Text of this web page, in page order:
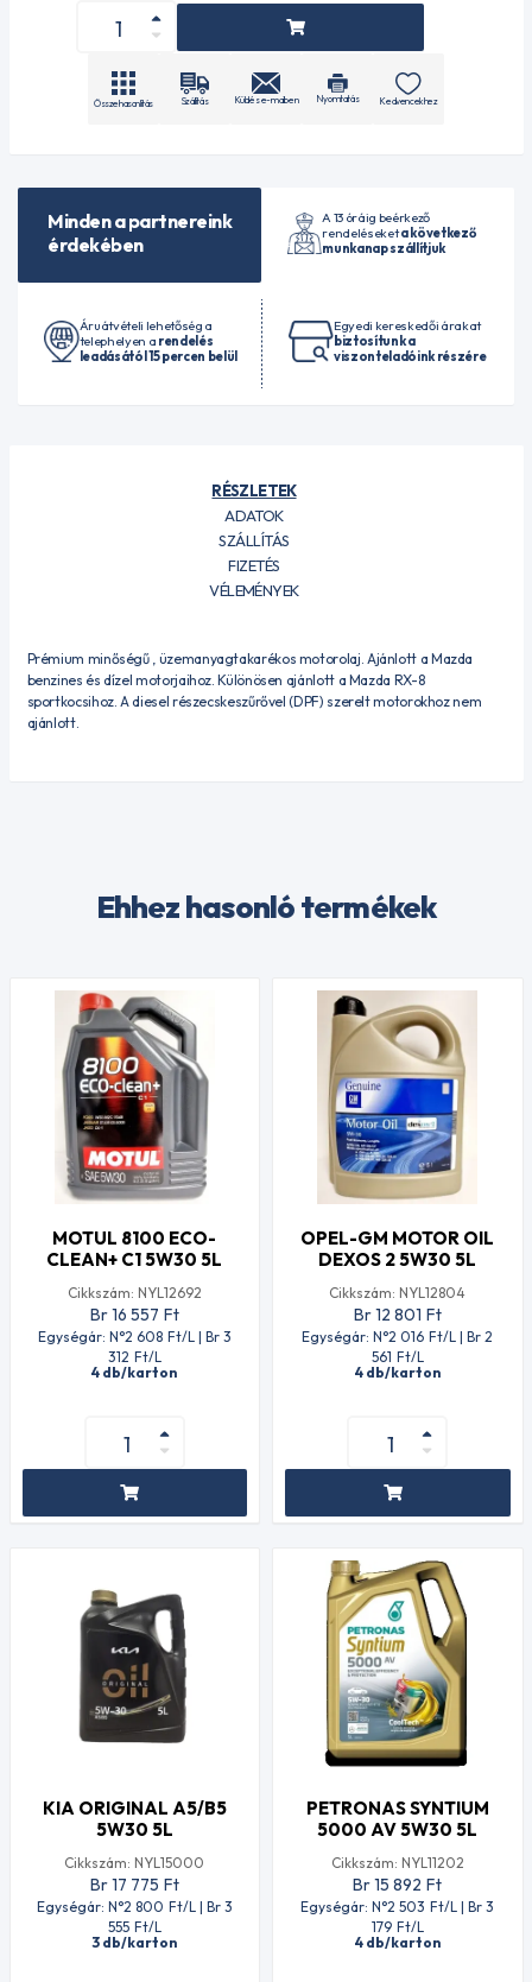
Összehasonlítás Szállítás Küldés e-mailben Nyomtatás Kedvencekhez
Minden a partnereink
érdekében
A 13 óráig beérkező
rendeléseketa következő
munkanap szállítjuk
Áruátvételi lehetőség a
telephelyen a rendelés
leadásától 15 percen belül
Egyedi kereskedői árakat
biztosítunk a
viszonteladóink részére
RÉSZLETEK
ADATOK
SZÁLLÍTÁS
FIZETÉS
VÉLEMÉNYEK
Prémium minőségű , üzemanyagtakarékos motorolaj. Ajánlott a Mazda
benzines és dízel motorjaihoz. Különösen ajánlott a Mazda RX-8
sportkocsihoz. A diesel részecskeszűrővel (DPF) szerelt motorokhoz nem
ajánlott.
Ehhez hasonló termékek
MOTUL 8100 ECO-
CLEAN+ C1 5W30 5L
Cikkszám: NYL12692
Br 16 557 Ft
Egységár: N°2 608 Ft/L | Br 3
312 Ft/L
4 db/karton
OPEL-GM MOTOR OIL
DEXOS 2 5W30 5L
Cikkszám: NYL12804
Br 12 801 Ft
Egységár: N°2 016 Ft/L | Br 2
561 Ft/L
4 db/karton
KIA ORIGINAL A5/B5
5W30 5L
Cikkszám: NYL15000
Br 17 775 Ft
Egységár: N°2 800 Ft/L | Br 3
555 Ft/L
3 db/karton
PETRONAS SYNTIUM
5000 AV 5W30 5L
Cikkszám: NYL11202
Br 15 892 Ft
Egységár: N°2 503 Ft/L | Br 3
179 Ft/L
4 db/karton